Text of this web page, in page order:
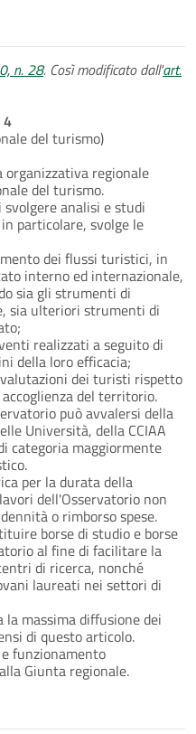
n. 28. Così modificato dall'art.
del turismo)
regionale
del turismo.
analisi e studi
particolare, svolge le
dei flussi turistici, in
interno ed internazionale,
sia gli strumenti di
sia ulteriori strumenti di
realizzati a seguito di
della loro efficacia;
dei turisti rispetto
del territorio.
può avvalersi della
Università, della CCIAA
categoria maggiormente
per la durata della
dell'Osservatorio non
o rimborso spese.
borse di studio e borse
al fine di facilitare la
di ricerca, nonché
laureati nei settori di
la massima diffusione dei
di questo articolo.
funzionamento
Giunta regionale.